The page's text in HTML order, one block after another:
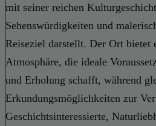
mit seiner reichen
Sehenswürdigkeiten und
Reiseziel darstellt. Der Ort bietet
Atmosphäre, die ideale
und Erholung schafft, während
Erkundungsmöglichkeiten zur
Geschichtsinteressierte,